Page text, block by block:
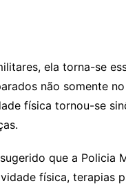
ela torna-se
não somente
física tornou-se
que a Policia
física, terapias